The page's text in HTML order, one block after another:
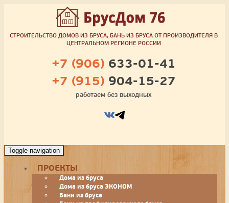
СТРОИТЕЛЬСТВО ДОМОВ ИЗ БРУСА, БАНЬ ИЗ БРУСА ОТ ПРОИЗВОДИТЕЛЯ В
ЦЕНТРАЛЬНОМ РЕГИОНЕ РОССИИ
+7 (906) 633-01-41
+7 (915) 904-15-27
работаем без выходных
Toggle navigation
ПРОЕКТЫ
Дома из бруса
Дома из бруса ЭКОНОМ
Бани из бруса